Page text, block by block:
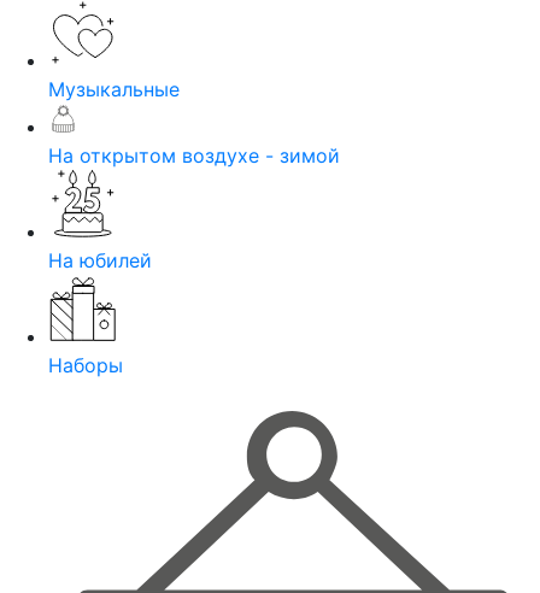
Музыкальные
На открытом воздухе - зимой
На юбилей
Наборы